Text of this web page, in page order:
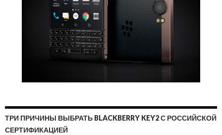
ТРИ ПРИЧИНЫ ВЫБРАТЬ BLACKBERRY KEY2 С РОССИЙСКОЙ
СЕРТИФИКАЦИЕЙ